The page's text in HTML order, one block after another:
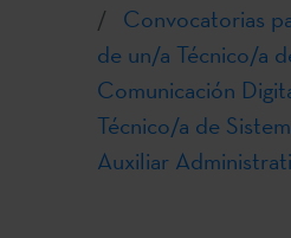
Convocatorias
de un/a Técnico/a
Comunicación
Técnico/a de
Auxiliar